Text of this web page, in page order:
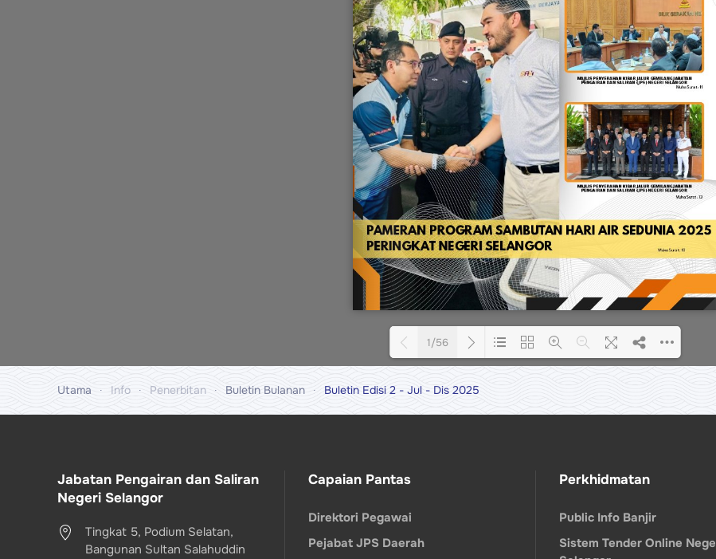
1/56
Utama Info Penerbitan Buletin Bulanan Buletin Edisi 2 - Jul - Dis 2025
Jabatan Pengairan dan Saliran
Negeri Selangor
Tingkat 5, Podium Selatan,
Bangunan Sultan Salahuddin
Capaian Pantas
Direktori Pegawai
Pejabat JPS Daerah
Perkhidmatan
Public Info Banjir
Sistem Tender Online